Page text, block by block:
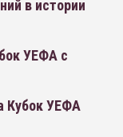
в истории
УЕФА с
Кубок УЕФА